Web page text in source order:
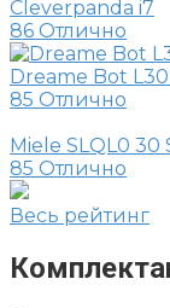
Cleverpanda i7
86 Отлично
Dreame Bot
85 Отлично
Miele SLQL0 30
85 Отлично
Весь рейтинг